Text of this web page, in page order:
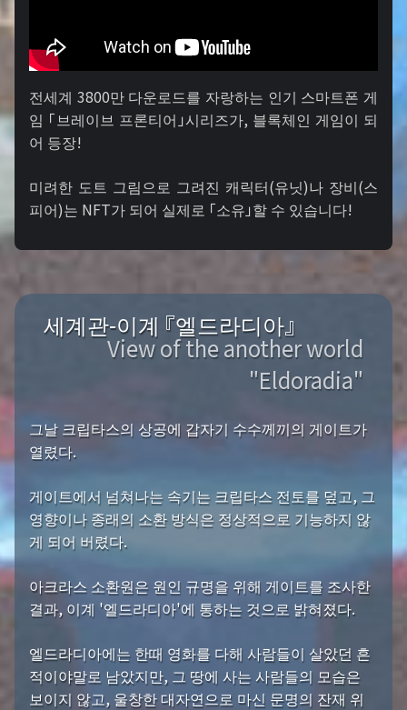
전세계 3800만 다운로드를 자랑하는 인기 스마트폰 게
임 「브레이브 프론티어」시리즈가, 블록체인 게임이 되
어 등장!
미려한 도트 그림으로 그려진 캐릭터(유닛)나 장비(스
피어)는 NFT가 되어 실제로 「소유」할 수 있습니다!
세계관-이계 『엘드라디아』
View of the another world
"Eldoradia"
그날 크립타스의 상공에 갑자기 수수께끼의 게이트가
열렸다.
게이트에서 넘쳐나는 속기는 크립타스 전토를 덮고, 그
영향이나 종래의 소환 방식은 정상적으로 기능하지 않
게 되어 버렸다.
아크라스 소환원은 원인 규명을 위해 게이트를 조사한
결과, 이계 '엘드라디아'에 통하는 것으로 밝혀졌다.
엘드라디아에는 한때 영화를 다해 사람들이 살았던 흔
적이야말로 남았지만, 그 땅에 사는 사람들의 모습은
보이지 않고, 울창한 대자연으로 마신 문명의 잔재 위